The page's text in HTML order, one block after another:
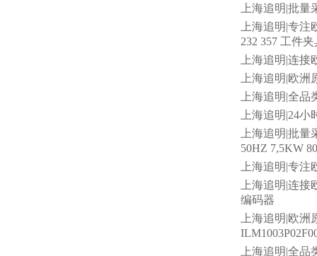
上海追明|批量
上海追明|专注
232 357 工件夹
上海追明|连接
上海追明|欧洲
上海追明|全品
上海追明|24小
上海追明|批量
50HZ 7,5KW
上海追明|专注
上海追明|连接
编码器
上海追明|欧洲
上海追明|全品